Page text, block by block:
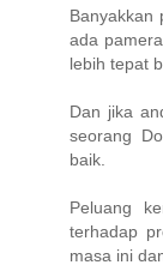
Banyakkan
ada
lebih tepat
Dan jika
seorang
baik.
Peluang
terhadap
masa ini